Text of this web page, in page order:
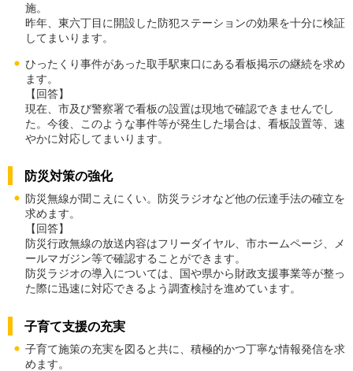
施。
昨年、東六丁目に開設した防犯ステーションの効果を十分に検証
してまいります。
ひったくり事件があった取手駅東口にある看板掲示の継続を求め
ます。
【回答】
現在、市及び警察署で看板の設置は現地で確認できませんでし
た。今後、このような事件等が発生した場合は、看板設置等、速
やかに対応してまいります。
防災対策の強化
防災無線が聞こえにくい。防災ラジオなど他の伝達手法の確立を
求めます。
【回答】
防災行政無線の放送内容はフリーダイヤル、市ホームページ、メ
ールマガジン等で確認することができます。
防災ラジオの導入については、国や県から財政支援事業等が整っ
た際に迅速に対応できるよう調査検討を進めています。
子育て支援の充実
子育て施策の充実を図ると共に、積極的かつ丁寧な情報発信を求
めます。